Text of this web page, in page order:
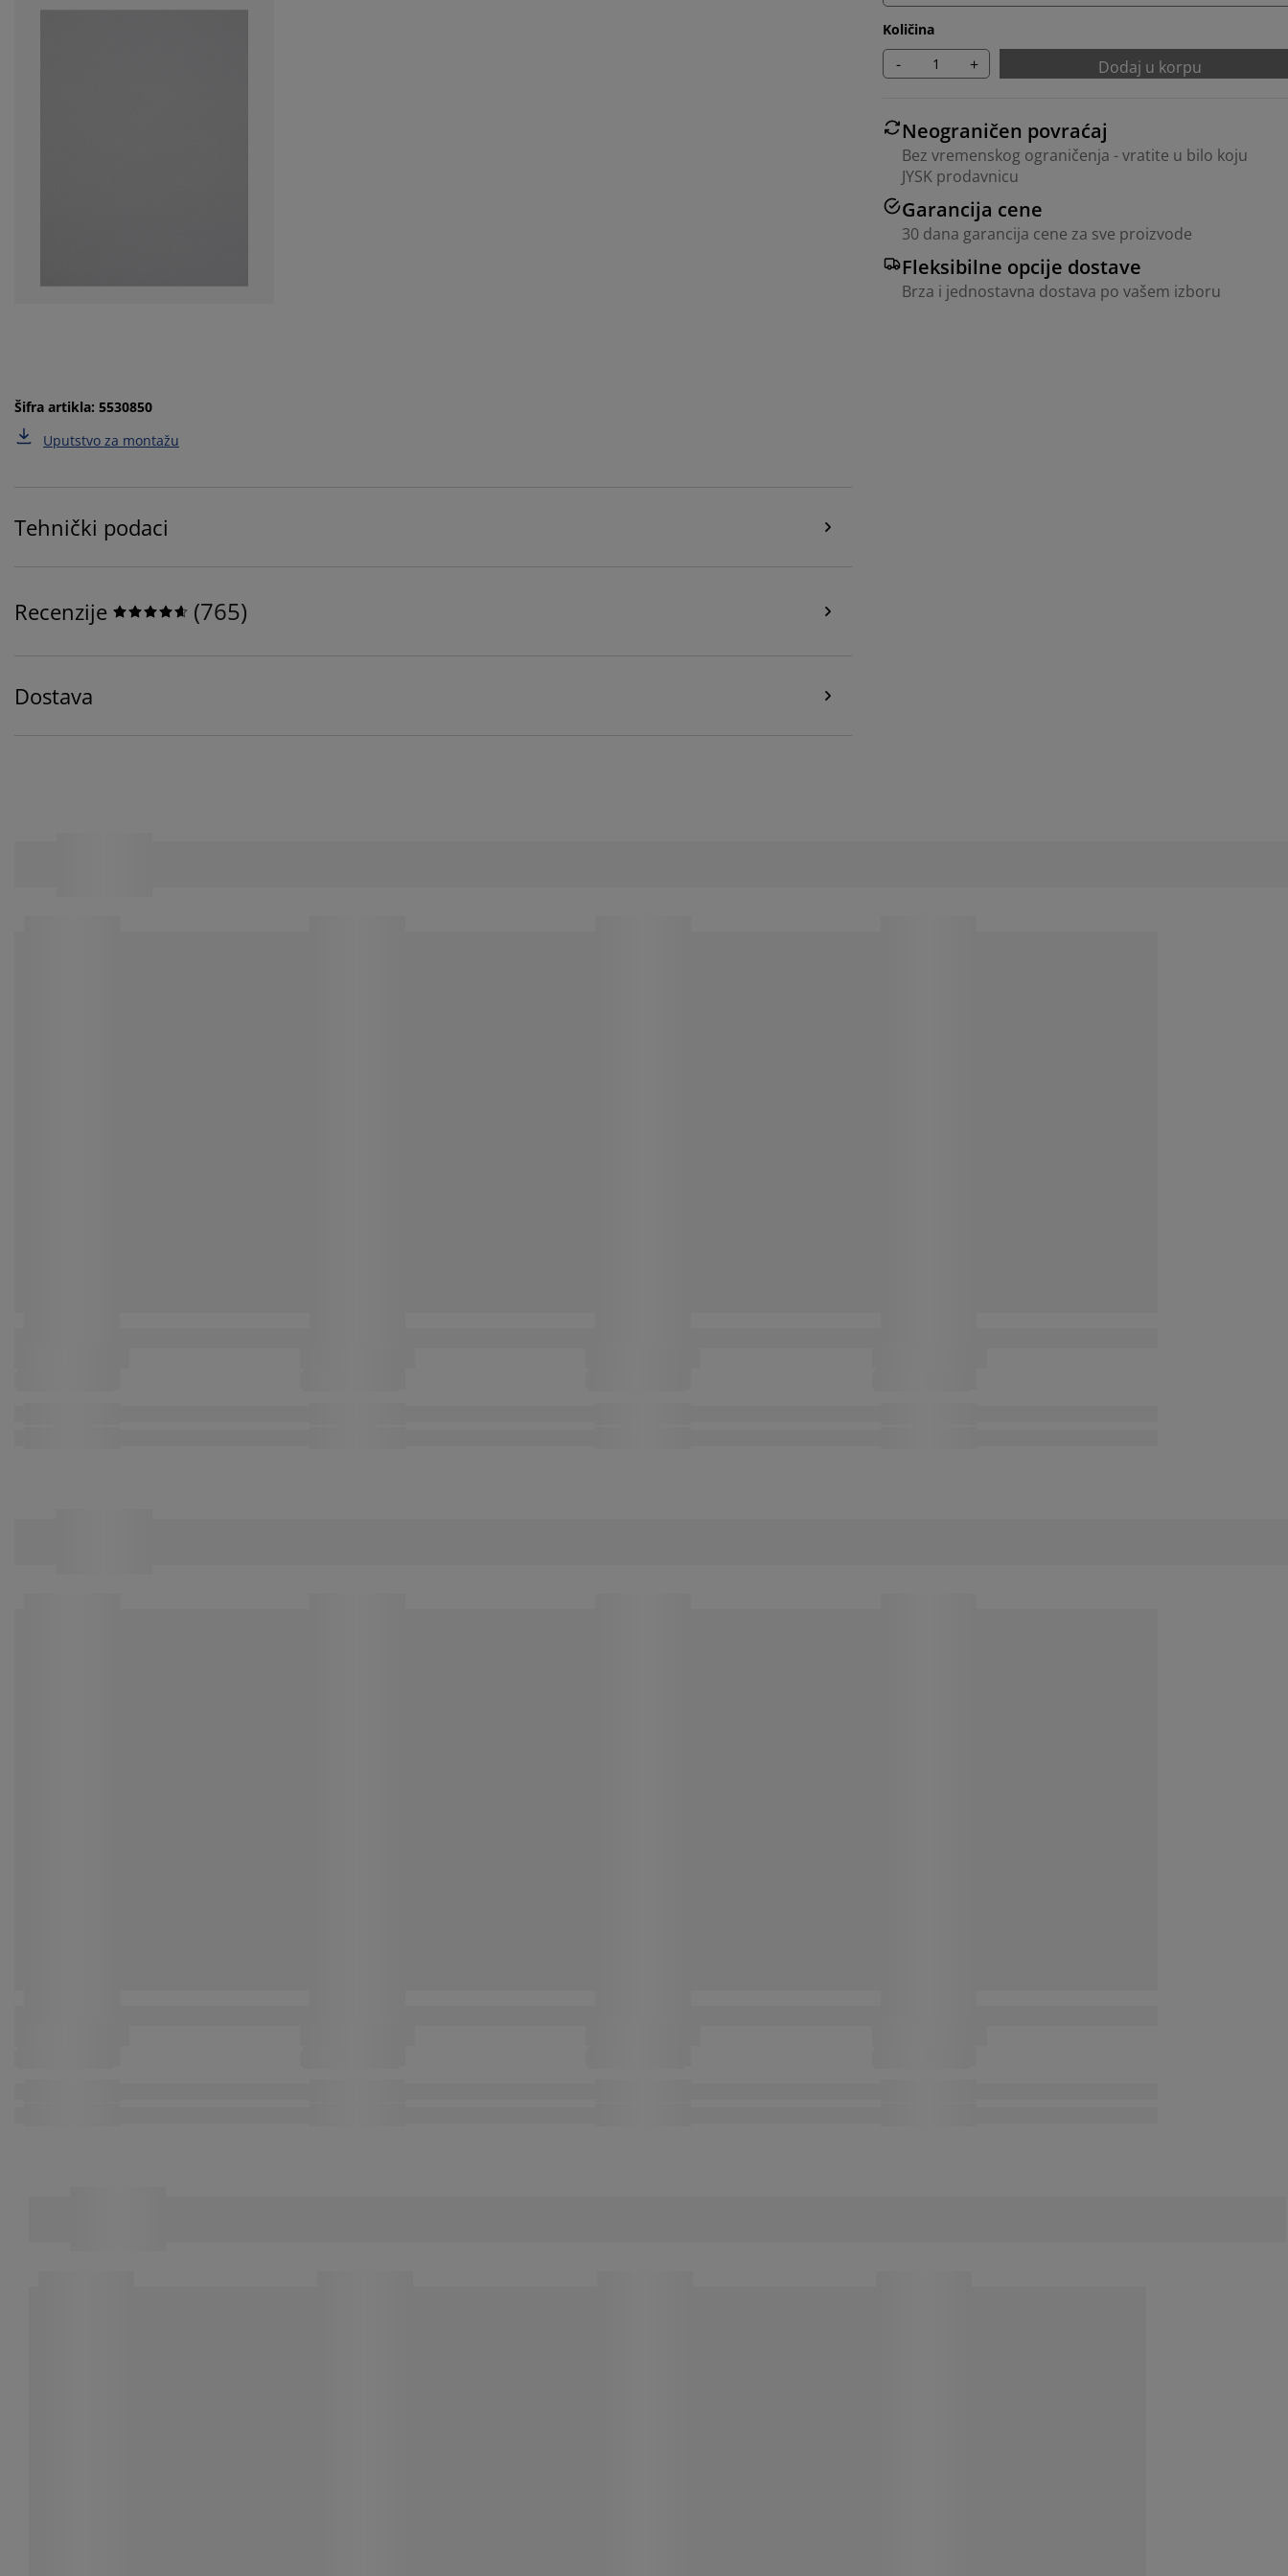
Količina
- + Dodaj u korpu
Neograničen povraćaj
Bez vremenskog ograničenja - vratite u bilo koju
JYSK prodavnicu
Garancija cene
30 dana garancija cene za sve proizvode
Fleksibilne opcije dostave
Brza i jednostavna dostava po vašem izboru
Šifra artikla: 5530850
Uputstvo za montažu
Tehnički podaci
Recenzije (765)
Dostava